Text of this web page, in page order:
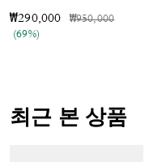
₩290,000 가격 인하 전
₩950,000인하됨
(69%)
최근 본 상품